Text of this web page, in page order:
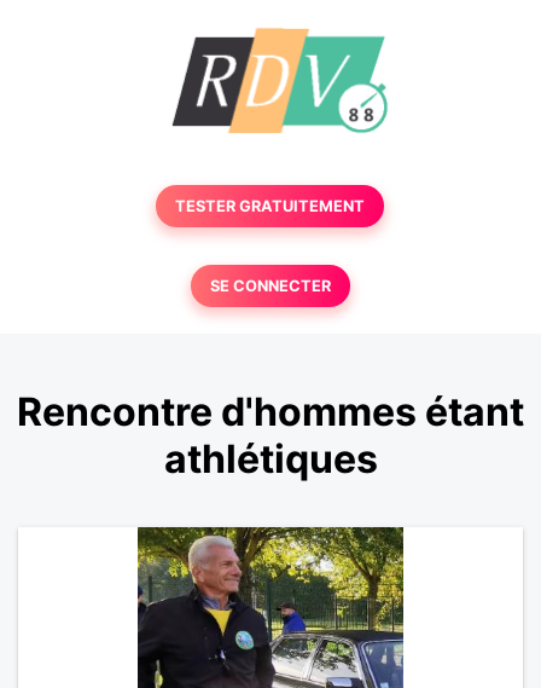
TESTER GRATUITEMENT
SE CONNECTER
Rencontre d'hommes étant
athlétiques